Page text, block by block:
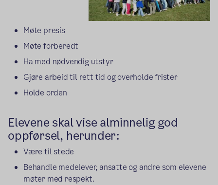
Møte presis
Møte forberedt
Ha med nødvendig utstyr
Gjøre arbeid til rett tid og overholde frister
Holde orden
Elevene skal vise alminnelig god
oppførsel, herunder:
Være til stede
Behandle medelever, ansatte og andre som elevene
møter med respekt.